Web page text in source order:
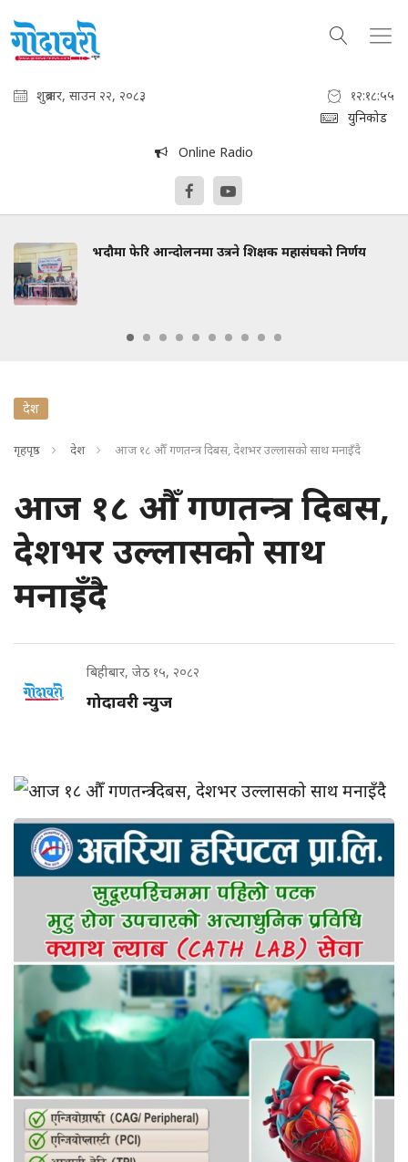
शुक्रबार, साउन २२, २०८३
१२:१८:५६
युनिकोड
Online Radio
भदौमा फेरि आन्दोलनमा उत्रने शिक्षक महासंघको निर्णय
देश
गृहपृष्ठ देश आज १८ औँ गणतन्त्र दिबस, देशभर उल्लासको साथ मनाइँदै
आज १८ औँ गणतन्त्र दिबस,
देशभर उल्लासको साथ
मनाइँदै
बिहीबार, जेठ १५, २०८२
गोदावरी न्युज